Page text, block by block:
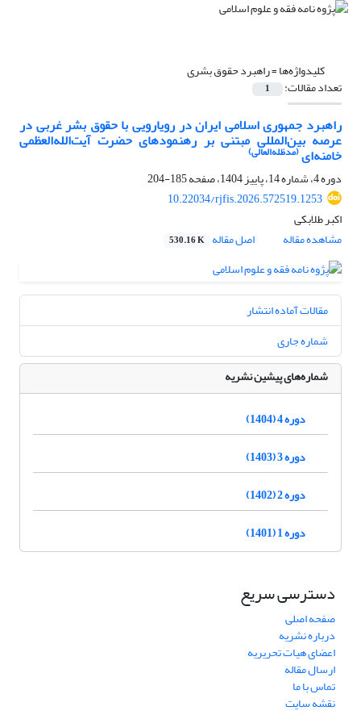
کلیدواژه‌ها =راهبرد حقوق بشری
تعداد مقالات: 1
راهبرد جمهوری اسلامی ایران در رویارویی با حقوق بشر غربی در
عرصه بین‌المللی مبتنی بر رهنمودهای حضرت آیت‌الله‌العظمی
خامنه‌ای(مدظله‌العالی)
دوره 4، شماره 14، پاییز 1404، صفحه
185-204
10.22034/rjfis.2026.572519.1253
اکبر طلابکی
مشاهده مقاله
اصل مقاله 530.16 K
مقالات آماده انتشار
شماره جاری
شماره‌های پیشین نشریه
دوره 4 (1404)
دوره 3 (1403)
دوره 2 (1402)
دوره 1 (1401)
دسترسی سریع
صفحه اصلی
درباره نشریه
اعضای هیات تحریریه
ارسال مقاله
تماس با ما
نقشه سایت